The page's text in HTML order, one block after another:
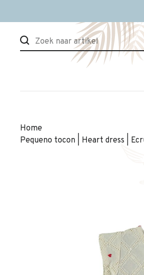
Home
Pequeno tocon | Heart dress |